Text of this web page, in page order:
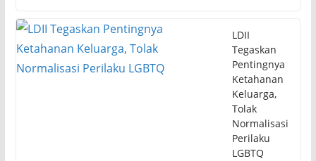
LDII
Tegaskan
Pentingnya
Ketahanan
Keluarga,
Tolak
Normalisasi
Perilaku
LGBTQ